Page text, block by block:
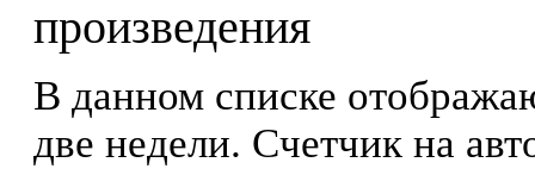
произведения
В данном списке
две недели. Счетчик на